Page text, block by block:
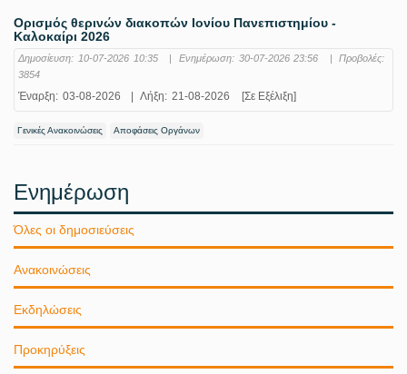
Ορισμός θερινών διακοπών Ιονίου Πανεπιστημίου -
Καλοκαίρι 2026
Δημοσίευση: 10-07-2026 10:35 Ενημέρωση: 30-07-2026 23:56
Προβολές:
3854
Έναρξη: 03-08-2026 Λήξη: 21-08-2026 [Σε Εξέλιξη]
Γενικές Ανακοινώσεις Αποφάσεις Οργάνων
Ενημέρωση
Όλες οι δημοσιεύσεις
Ανακοινώσεις
Εκδηλώσεις
Προκηρύξεις